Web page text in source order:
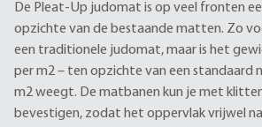
De Pleat-Up judomat is op veel fronten
opzichte van de bestaande matten. Zo
een traditionele judomat, maar is het
per m2 – ten opzichte van een standaard
m2 weegt. De matbanen kun je met
bevestigen, zodat het oppervlak vrijwel